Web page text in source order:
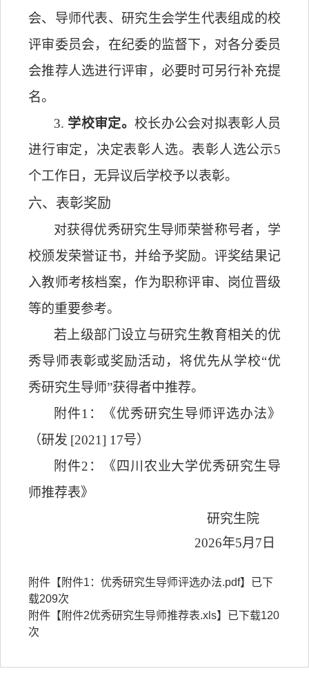
会、导师代表、研究生会学生代表组成的校
评审委员会，在纪委的监督下，对各分委员
会推荐人选进行评审，必要时可另行补充提
名。
3. 学校审定。 校长办公会对拟表彰人员
进行审定，决定表彰人选。表彰人选公示5
个工作日， 无异议后学校予以表彰。
六、 表彰奖励
对获得优秀研究生导师荣誉称号者，学
校颁发荣誉证书，并给予奖励。评奖结果记
入教师考核档案，作为职称评审、岗位晋级
等的重要参考。
若上级部门设立与研究生教育相关的优
秀导师表彰或奖励活动，将优先从学校“优
秀研究生导师”获得者中推荐。
附件1：
《优秀研究生导师评选办法》
（研发 [2021] 17号）
附件2：《四川农业大学优秀研究生导
师推荐表》
研究生院
2026年5月7日
附件【 附件1：优秀研究生导师评选办法.pdf】已下
载209次
附件【 附件2优秀研究生导师推荐表.xls】已下载120
次